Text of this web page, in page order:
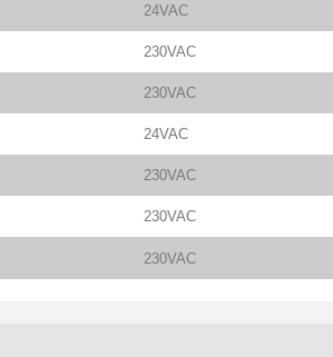
24VAC
230VAC
230VAC
24VAC
230VAC
230VAC
230VAC